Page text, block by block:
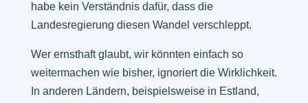
habe kein Verständnis dafür, dass die
Landesregierung diesen Wandel verschleppt.
Wer ernsthaft glaubt, wir könnten einfach so
weitermachen wie bisher, ignoriert die Wirklichkeit.
In anderen Ländern, beispielsweise in Estland,